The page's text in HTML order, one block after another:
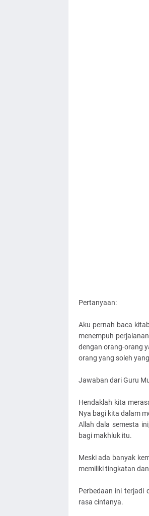
Pertanyaan:
Aku pernah baca
menempuh
dengan orang-orang
orang yang soleh
Jawaban dari Guru
Hendaklah kita
Nya bagi kita dalam
Allah dala semesta
bagi makhluk itu.
Meski ada banyak
memiliki tingkatan
Perbedaan ini terjadi
rasa cintanya.